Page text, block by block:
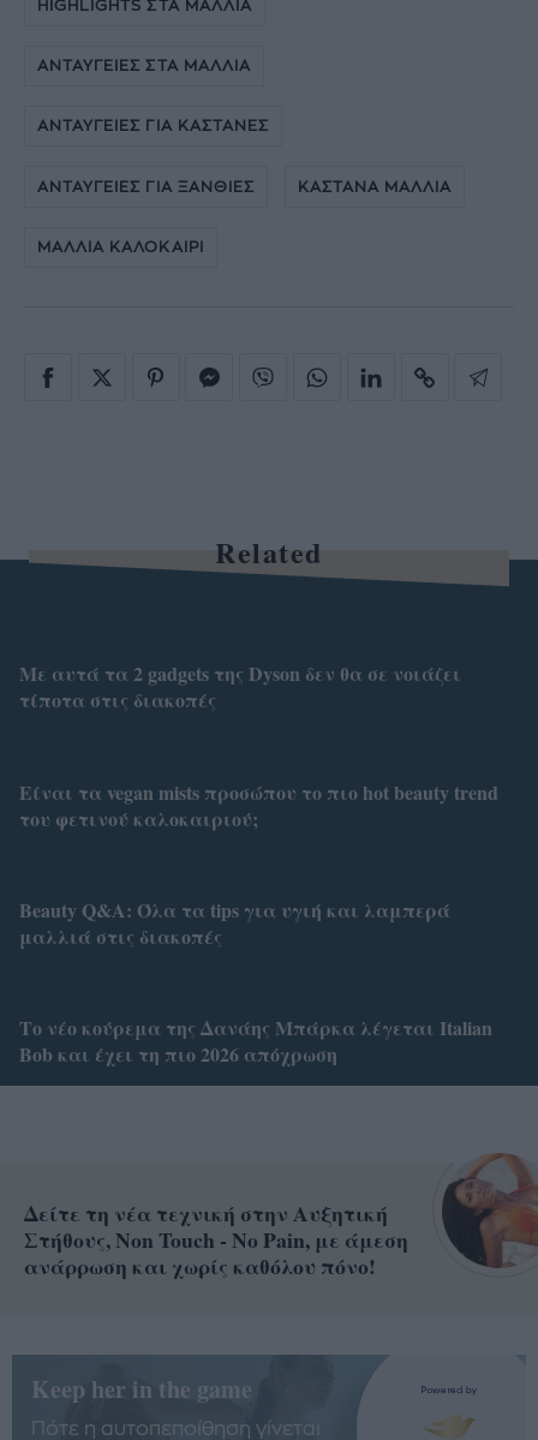
HIGHLIGHTS ΣΤΑ ΜΑΛΛΙΑ
ΑΝΤΑΥΓΕΙΕΣ ΣΤΑ ΜΑΛΛΙΑ
ΑΝΤΑΥΓΕΙΕΣ ΓΙΑ ΚΑΣΤΑΝΕΣ
ΑΝΤΑΥΓΕΙΕΣ ΓΙΑ ΞΑΝΘΙΕΣ ΚΑΣΤΑΝΑ ΜΑΛΛΙΑ
ΜΑΛΛΙΑ ΚΑΛΟΚΑΙΡΙ
Related
Με αυτά τα 2 gadgets της Dyson δεν θα σε νοιάζει
τίποτα στις διακοπές
Είναι τα vegan mists προσώπου το πιο hot beauty trend
του φετινού καλοκαιριού;
Beauty Q&A: Όλα τα tips για υγιή και λαμπερά
μαλλιά στις διακοπές
Το νέο κούρεμα της Δανάης Μπάρκα λέγεται Italian
Bob και έχει τη πιο 2026 απόχρωση
Δείτε τη νέα τεχνική στην Αυξητική
Στήθους, Non Touch - No Pain, με άμεση
ανάρρωση και χωρίς καθόλου πόνο!
Keep her in the game
Πότε η αυτοπεποίθηση γίνεται